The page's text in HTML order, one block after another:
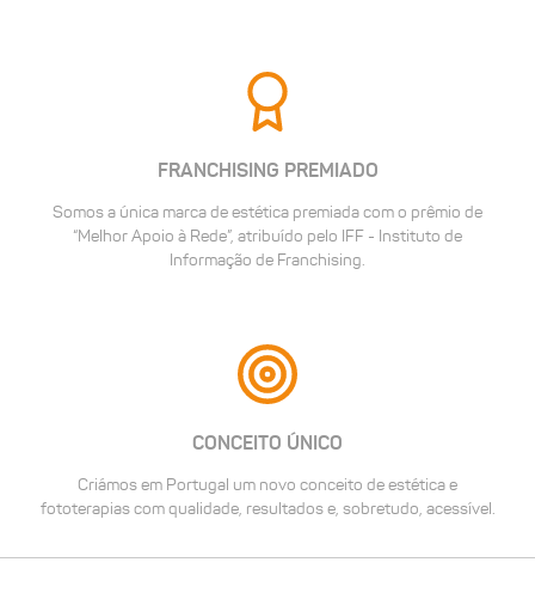
FRANCHISING PREMIADO
Somos a única marca de estética premiada com o prêmio de
“Melhor Apoio à Rede”, atribuído pelo IFF - Instituto de
Informação de Franchising.
CONCEITO ÚNICO
Criámos em Portugal um novo conceito de estética e
fototerapias com qualidade, resultados e, sobretudo, acessível.